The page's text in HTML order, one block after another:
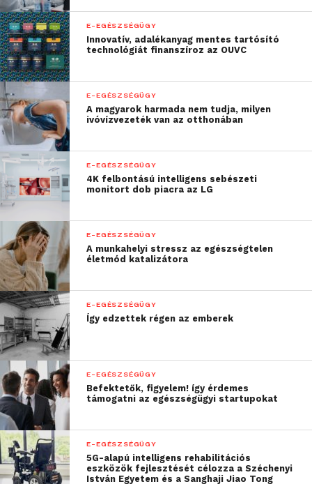
E-EGÉSZSÉGÜGY
Innovatív, adalékanyag mentes tartósító
technológiát finanszíroz az OUVC
E-EGÉSZSÉGÜGY
A magyarok harmada nem tudja, milyen
ivóvízvezeték van az otthonában
E-EGÉSZSÉGÜGY
4K felbontású intelligens sebészeti
monitort dob piacra az LG
E-EGÉSZSÉGÜGY
A munkahelyi stressz az egészségtelen
életmód katalizátora
E-EGÉSZSÉGÜGY
Így edzettek régen az emberek
E-EGÉSZSÉGÜGY
Befektetők, figyelem! így érdemes
támogatni az egészségügyi startupokat
E-EGÉSZSÉGÜGY
5G-alapú intelligens rehabilitációs
eszközök fejlesztését célozza a Széchenyi
István Egyetem és a Sanghaji Jiao Tong